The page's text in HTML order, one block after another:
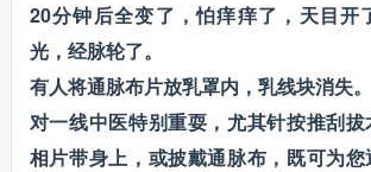
20分钟后全变了，怕痒痒了，天目开
光，经脉轮了。
有人将通脉布片放乳罩内，乳线块消失。
对一线中医特别重耍，尤其针按推刮
相片带身上，或披戴通脉布，既可为